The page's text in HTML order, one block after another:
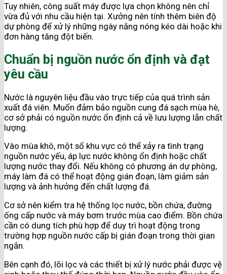
Tuy nhiên, công suất máy được lựa chọn không nên chỉ
vừa đủ với nhu cầu hiện tại. Xưởng nên tính thêm biên độ
dự phòng để xử lý những ngày nắng nóng kéo dài hoặc khi
đơn hàng tăng đột biến.
Chuẩn bị nguồn nước ổn định và đạt
yêu cầu
Nước là nguyên liệu đầu vào trực tiếp của quá trình sản
xuất đá viên. Muốn đảm bảo nguồn cung đá sạch mùa hè,
cơ sở phải có nguồn nước ổn định cả về lưu lượng lẫn chất
lượng.
Vào mùa khô, một số khu vực có thể xảy ra tình trạng
nguồn nước yếu, áp lực nước không ổn định hoặc chất
lượng nước thay đổi. Nếu không có phương án dự phòng,
máy làm đá có thể hoạt động gián đoạn, làm giảm sản
lượng và ảnh hưởng đến chất lượng đá.
Cơ sở nên kiểm tra hệ thống lọc nước, bồn chứa, đường
ống cấp nước và máy bơm trước mùa cao điểm. Bồn chứa
cần có dung tích phù hợp để duy trì hoạt động trong
trường hợp nguồn nước cấp bị gián đoạn trong thời gian
ngắn.
Bên cạnh đó, lõi lọc và các thiết bị xử lý nước phải được vệ